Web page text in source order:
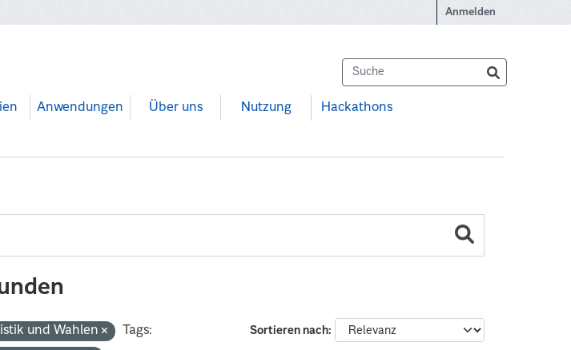
Anmelden
Anwendungen Über uns Nutzung Hackathons
Sortieren nach
und Wahlen
Tags: